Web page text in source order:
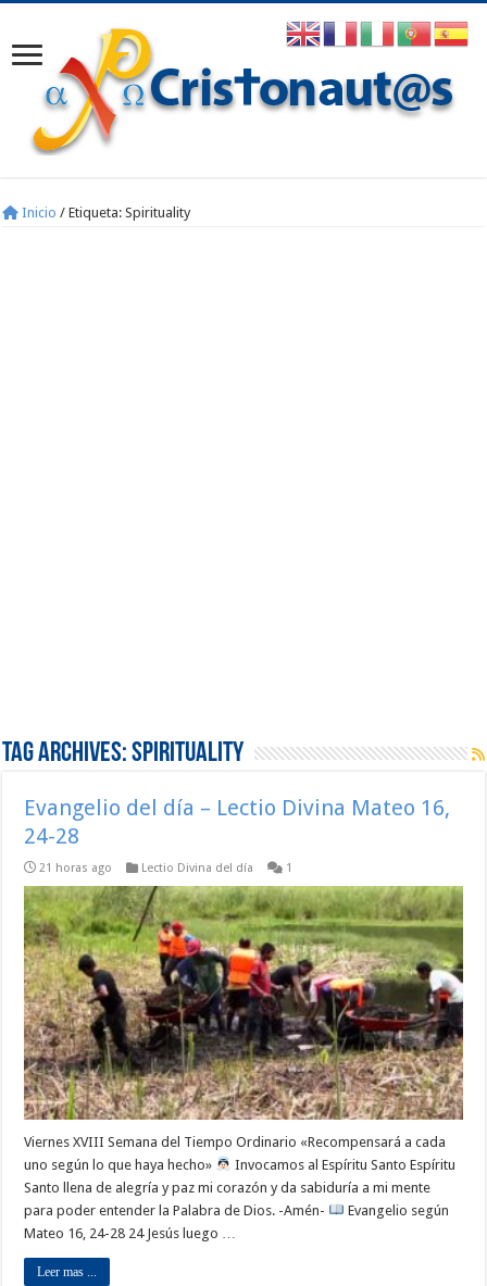
Inicio / Etiqueta:Spirituality
Tag Archives:Spirituality
Evangelio del día – Lectio Divina Mateo 16,
24-28
21 horas ago Lectio Divina del día 1
Viernes XVIII Semana del Tiempo Ordinario «Recompensará a cada
uno según lo que haya hecho»
Invocamos al Espíritu Santo Espíritu
Santo llena de alegría y paz mi corazón y da sabiduría a mi mente
para poder entender la Palabra de Dios. -Amén-
Evangelio según
Mateo 16, 24-28 24 Jesús luego …
Leer mas ...